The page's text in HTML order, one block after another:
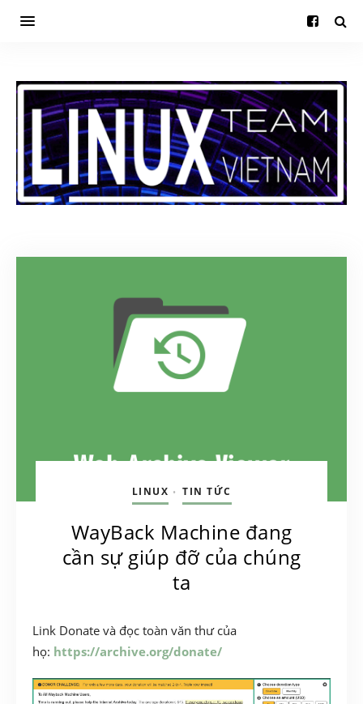
LINUX • TIN TỨC
WayBack Machine đang
cần sự giúp đỡ của chúng
ta
Link Donate và đọc toàn văn thư của
họ: https://archive.org/donate/